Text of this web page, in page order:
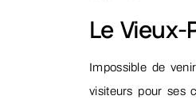
Le
Impossible de
visiteurs pour ses